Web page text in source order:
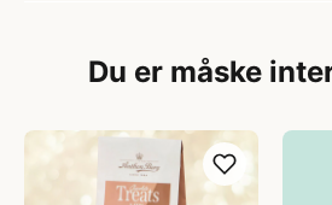
Du er måske